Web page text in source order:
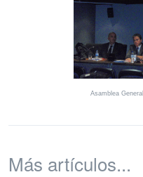
Asamblea
Más artículos...